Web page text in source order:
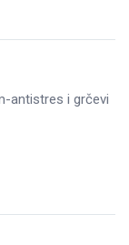
antistres i grčevi